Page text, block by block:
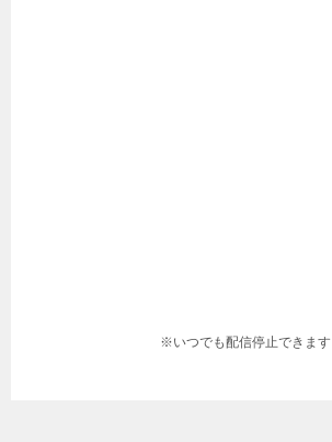
※いつでも配信停止できます